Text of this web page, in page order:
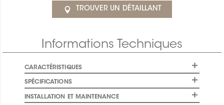
TROUVER UN DÉTAILLANT
Informations Techniques
CARACTÉRISTIQUES
SPÉCIFICATIONS
INSTALLATION ET MAINTENANCE